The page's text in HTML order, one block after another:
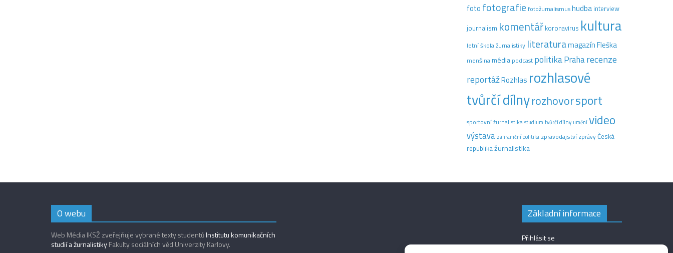
foto fotografie fotožurnalismushudba interview
journalism komentář koronavirus kultura
letní škola žurnalistiky literaturamagazín Fleška
menšinamédia podcast politikaPraharecenze
reportážRozhlas rozhlasové
tvůrčí dílnyrozhovorsport
sportovní žurnalistikastudium tvůrčí dílny uměnívideo
výstava zahraniční politika zpravodajství zprávyČeská
republikažurnalistika
O webu
Web Média IKSŽ zveřejňuje vybrané texty studentůInstitutu komunikačních
studií a žurnalistikyFakulty sociálních věd Univerzity Karlovy.
Základní informace
Přihlásit se